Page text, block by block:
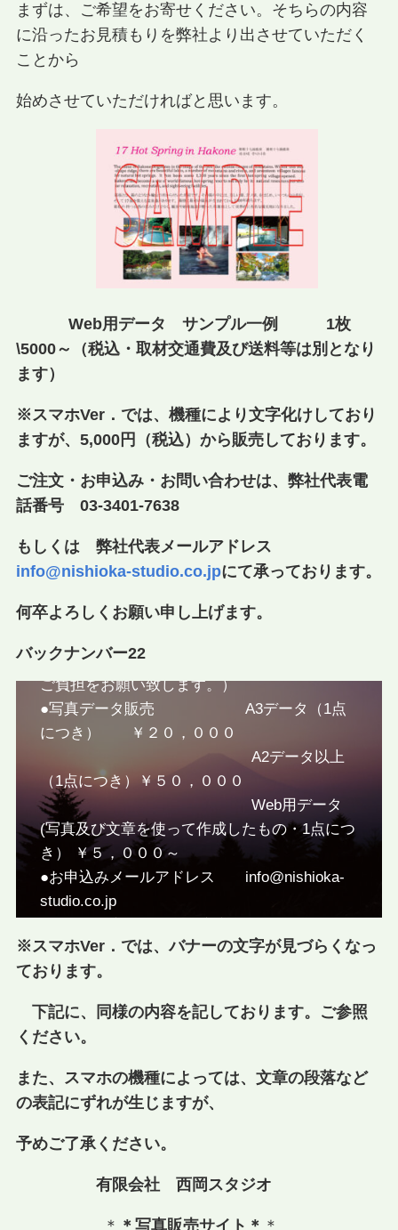
まずは、ご希望をお寄せください。そちらの内容
に沿ったお見積もりを弊社より出させていただく
ことから
始めさせていただければと思います。
Web用データ サンプル一例 1枚
\5000～（税込・取材交通費及び送料等は別となり
ます）
※スマホVer．では、機種により文字化けしており
ますが、5,000円（税込）から販売しております。
ご注文・お申込み・お問い合わせは、弊社代表電
話番号 03-3401-7638
もしくは 弊社代表メールアドレス
info@nishioka-studio.co.jpにて承っております。
何卒よろしくお願い申し上げます。
バックナンバー22
写真販売サイト
有限会社 西岡スタジオが所有する写真の販売
サイトです。
お申し込みはメールにて承ります。指定口座へ
のお振込みが確認出来次第、メールデータ添付
及び郵送にて販売いたします（お申し込みを頂
いたメールあてに、指定口座番号等詳細をこち
き） ￥１５，０００ （送料は別途
ご負担をお願い致します。）
●写真データ販売 A3データ（1点
につき） ￥２０，０００
A2データ以上
（1点につき）￥５０，０００
Web用データ
(写真及び文章を使って作成したもの・1点につ
き） ￥５，０００～
●お申込みメールアドレス info@nishioka-
studio.co.jp
おります。
《西岡 修プロフィール》
1970年日本写真家協会入会。
公益社団法人 日本写真家協会会員。
山北観光写真コンクール審査委員長。
松田町写真コンクール審査委員長。
自然や花・富士山などを撮り続けて50年の経歴
弊社代表取締役。
※スマホVer．では、バナーの文字が見づらくなっ
ております。
下記に、同様の内容を記しております。ご参照
ください。
また、スマホの機種によっては、文章の段落など
の表記にずれが生じますが、
予めご了承ください。
有限会社 西岡スタジオ
＊ ＊写真販売サイト＊ ＊